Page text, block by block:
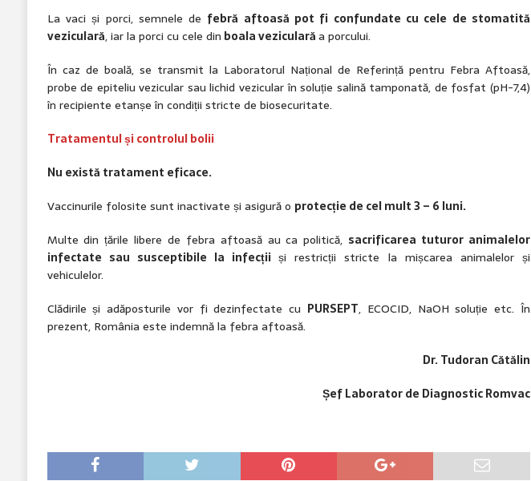
La vaci și porci, semnele de febră aftoasă pot fi confundate cu cele de stomatită
veziculară, iar la porci cu cele din boala vezicularăa porcului.
În caz de boală, se transmit la Laboratorul Național de Referință pentru Febra Aftoasă,
probe de epiteliu vezicular sau lichid vezicular în soluție salină tamponată, de fosfat (pH-7,4)
în recipiente etanșe în condiții stricte de biosecuritate.
Tratamentul și controlul bolii
Nu există tratament eficace.
Vaccinurile folosite sunt inactivate și asigură o protecție de cel mult 3 – 6 luni.
Multe din țările libere de febra aftoasă au ca politică, sacrificarea tuturor animalelor
infectate sau susceptibile la infecțiiși restricții stricte la mișcarea animalelor și
vehiculelor.
Clădirile și adăposturile vor fi dezinfectate cu PURSEPT, ECOCID, NaOH soluție etc. În
prezent, România este indemnă la febra aftoasă.
Dr. Tudoran Cătălin
Șef Laborator de Diagnostic Romvac